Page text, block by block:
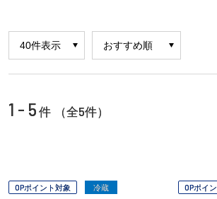
1 - 5 件 （全5件）
OPポイント対象 冷蔵 OPポイ